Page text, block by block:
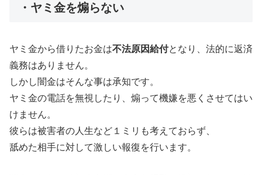
・ヤミ金を煽らない
ヤミ金から借りたお金は不法原因給付となり、法的に返済
義務はありません。
しかし闇金はそんな事は承知です。
ヤミ金の電話を無視したり、煽って機嫌を悪くさせてはい
けません。
彼らは被害者の人生など１ミリも考えておらず、
舐めた相手に対して激しい報復を行います。